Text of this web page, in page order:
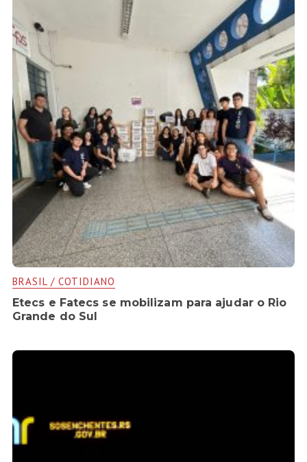
BRASIL / COTIDIANO
Etecs e Fatecs se mobilizam para ajudar o Rio
Grande do Sul